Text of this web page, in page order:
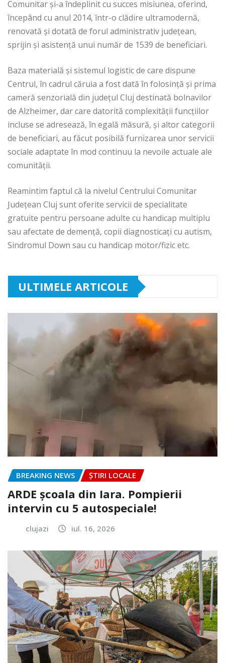
Comunitar și-a îndeplinit cu succes misiunea, oferind,
începând cu anul 2014, într-o clădire ultramodernă,
renovată și dotată de forul administrativ județean,
sprijin și asistență unui număr de 1539 de beneficiari.
Baza materială și sistemul logistic de care dispune
Centrul, în cadrul căruia a fost dată în folosință și prima
cameră senzorială din județul Cluj destinată bolnavilor
de Alzheimer, dar care datorită complexității funcțiilor
incluse se adresează, în egală măsură, și altor categorii
de beneficiari, au făcut posibilă furnizarea unor servicii
sociale adaptate în mod continuu la nevoile actuale ale
comunității.
Reamintim faptul că la nivelul Centrului Comunitar
Județean Cluj sunt oferite servicii de specialitate
gratuite pentru persoane adulte cu handicap multiplu
sau afectate de demență, copii diagnosticați cu autism,
Sindromul Down sau cu handicap motor/fizic etc.
ULTIMELE ARTICOLE
BREAKING NEWS ȘTIRI LOCALE
ARDE școala din Iara. Pompierii
intervin cu 5 autospeciale!
clujazi iul. 16, 2026